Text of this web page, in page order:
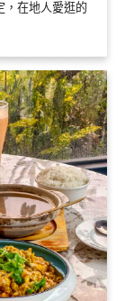
，在地人愛逛的